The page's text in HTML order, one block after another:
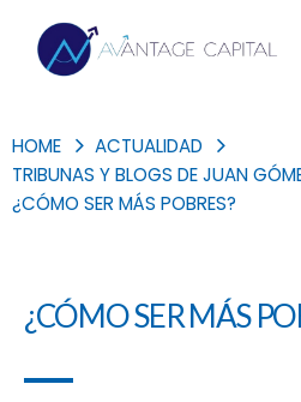
HOME
ACTUALIDAD
TRIBUNAS Y BLOGS DE JUAN
¿CÓMO SER MÁS POBRES?
¿CÓMO SER MÁS